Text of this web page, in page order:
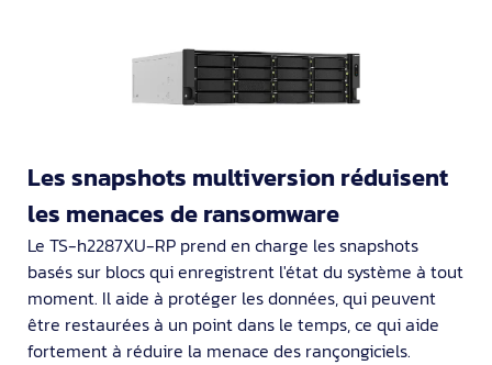
Les snapshots multiversion réduisent
les menaces de ransomware
Le TS-h2287XU-RP prend en charge les snapshots
basés sur blocs qui enregistrent l'état du système à tout
moment. Il aide à protéger les données, qui peuvent
être restaurées à un point dans le temps, ce qui aide
fortement à réduire la menace des rançongiciels.